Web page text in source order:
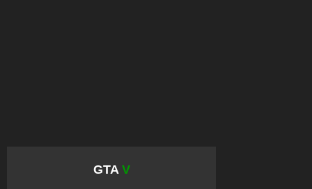
GTA V